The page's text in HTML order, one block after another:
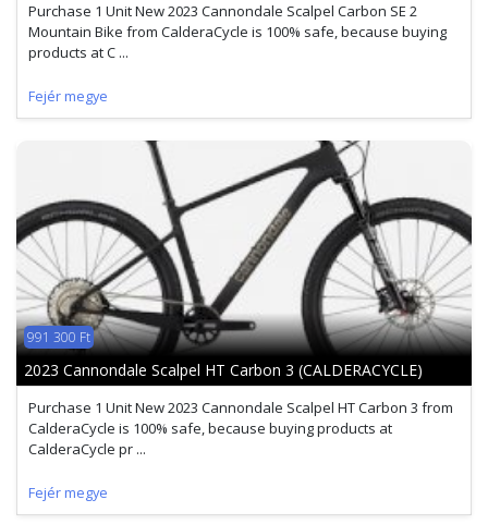
Purchase 1 Unit New 2023 Cannondale Scalpel Carbon SE 2
Mountain Bike from CalderaCycle is 100% safe, because buying
products at C ...
Fejér megye
991 300 Ft
2023 Cannondale Scalpel HT Carbon 3 (CALDERACYCLE)
Purchase 1 Unit New 2023 Cannondale Scalpel HT Carbon 3 from
CalderaCycle is 100% safe, because buying products at
CalderaCycle pr ...
Fejér megye